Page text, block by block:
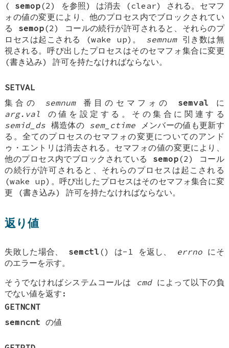
( semop(2) を参照) は消去 (clear) される。セマフ
ォの値の変更により、他のプロセス内でブロックされてい
る semop(2) コールの続行が許可されると、それらのプ
ロセスは起こされる (wake up)。 semnum引き数は無
視される。呼び出したプロセスはそのセマフォ集合に変更
(書き込み) 許可を持たなければならない。
SETVAL
集合の semnum番目のセマフォの semval に
arg.val
の値を設定する。その集合に関連する
semid_ds 構造体の sem_ctime メンバーの値も更新す
る。全てのプロセスのセマフォの変更についてのアンド
ゥ・エントリは消去される。セマフォの値の変更により、
他のプロセス内でブロックされている semop(2) コール
の続行が許可されると、それらのプロセスは起こされる
(wake up)。呼び出したプロセスはそのセマフォ集合に変
更 (書き込み) 許可を持たなければならない。
返り値
失敗した場合、 semctl () は-1 を返し、 errno にそ
のエラーを示す。
そうでなければシステムコールは
cmdによって以下の負
でない値を返す:
GETNCNT
semncnt の値